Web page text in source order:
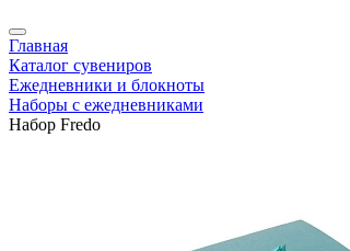
Главная
Каталог сувениров
Ежедневники и блокноты
Наборы с ежедневниками
Набор Fredo